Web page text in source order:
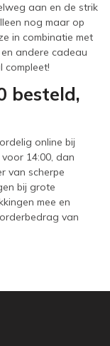
aan en de strik
nog maar op
in combinatie met
andere cadeau
compleet!
besteld,
online bij
14:00, dan
van scherpe
bij grote
mee en
van